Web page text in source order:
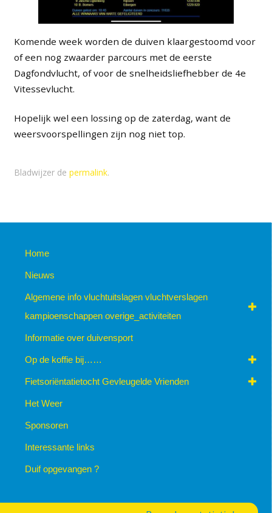
Komende week worden de duiven klaargestoomd voor
of een nog zwaarder parcours met de eerste
Dagfondvlucht, of voor de snelheidsliefhebber de 4e
Vitessevlucht.
Hopelijk wel een lossing op de zaterdag, want de
weersvoorspellingen zijn nog niet top.
Bladwijzer de permalink.
Home
Nieuws
Algemene info vluchtuitslagen vluchtverslagen
kampioenschappen overige_activiteiten
Informatie over duivensport
Op de koffie bij……
Fietsoriëntatietocht Gevleugelde Vrienden
Het Weer
Sponsoren
Interessante links
Duif opgevangen ?